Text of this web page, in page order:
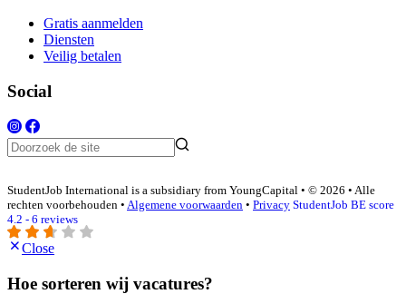
Gratis aanmelden
Diensten
Veilig betalen
Social
StudentJob International is a subsidiary from YoungCapital • © 2026 • Alle
rechten voorbehouden • Algemene voorwaarden • Privacy StudentJob BE score
4.2 - 6 reviews
Close
Hoe sorteren wij vacatures?